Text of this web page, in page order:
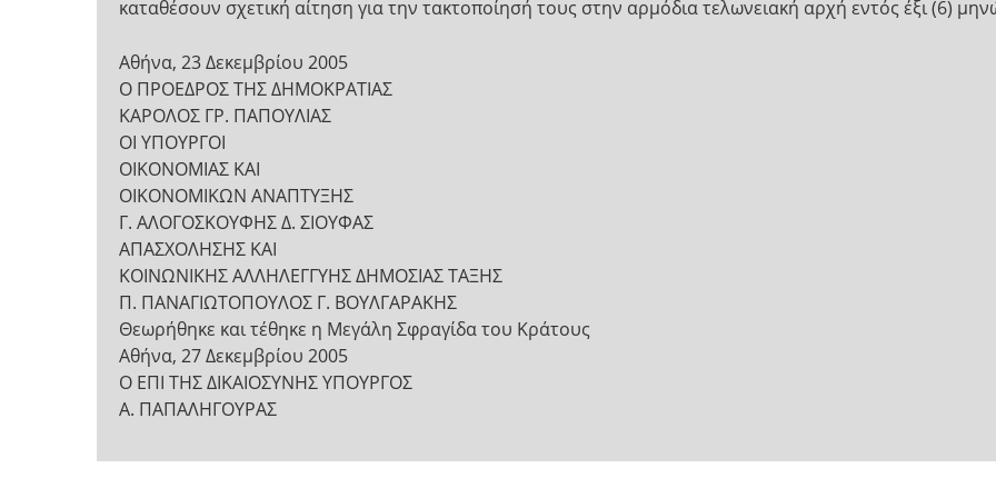
καταθέσουν σχετική αίτηση για την τακτοποίησή τους στην αρμόδια τελωνειακή αρχή εντός έξι (6)
Αθήνα, 23 Δεκεμβρίου 2005
Ο ΠΡΟΕΔΡΟΣ ΤΗΣ ΔΗΜΟΚΡΑΤΙΑΣ
ΚΑΡΟΛΟΣ ΓΡ. ΠΑΠΟΥΛΙΑΣ
ΟΙ ΥΠΟΥΡΓΟΙ
ΟΙΚΟΝΟΜΙΑΣ ΚΑΙ
ΟΙΚΟΝΟΜΙΚΩΝ ΑΝΑΠΤΥΞΗΣ
Γ. ΑΛΟΓΟΣΚΟΥΦΗΣ Δ. ΣΙΟΥΦΑΣ
ΑΠΑΣΧΟΛΗΣΗΣ ΚΑΙ
ΚΟΙΝΩΝΙΚΗΣ ΑΛΛΗΛΕΓΓΥΗΣ ΔΗΜΟΣΙΑΣ ΤΑΞΗΣ
Π. ΠΑΝΑΓΙΩΤΟΠΟΥΛΟΣ Γ. ΒΟΥΛΓΑΡΑΚΗΣ
Θεωρήθηκε και τέθηκε η Μεγάλη Σφραγίδα του Κράτους
Αθήνα, 27 Δεκεμβρίου 2005
Ο ΕΠΙ ΤΗΣ ΔΙΚΑΙΟΣΥΝΗΣ ΥΠΟΥΡΓΟΣ
Α. ΠΑΠΑΛΗΓΟΥΡΑΣ